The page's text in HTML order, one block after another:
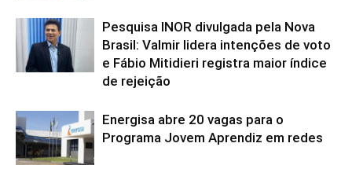
Pesquisa INOR divulgada pela Nova
Brasil: Valmir lidera intenções de voto
e Fábio Mitidieri registra maior índice
de rejeição
Energisa abre 20 vagas para o
Programa Jovem Aprendiz em redes